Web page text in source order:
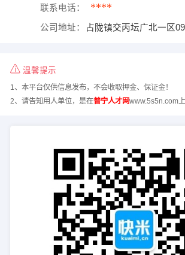
联系电话： ****
公司地址： 占陇镇交丙坛广北一区
温馨提示
1、本平台仅供信息发布，不会收取押金、保证金！
2、请告知用人单位，是在普宁人才网www.5s5n.com